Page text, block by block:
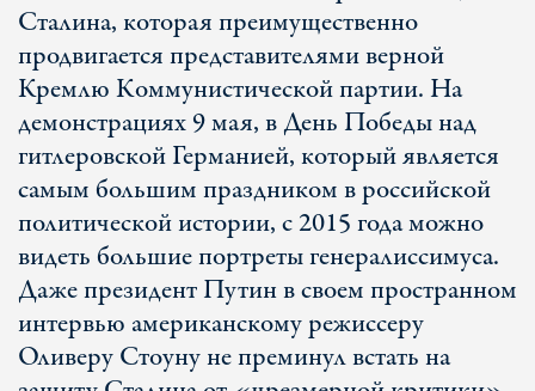
Сталина, которая преимущественно
продвигается представителями верной
Кремлю Коммунистической партии. На
демонстрациях 9 мая, в День Победы над
гитлеровской Германией, который является
самым большим праздником в российской
политической истории, с 2015 года можно
видеть большие портреты генералиссимуса.
Даже президент Путин в своем пространном
интервью американскому режиссеру
Оливеру Стоуну не преминул встать на